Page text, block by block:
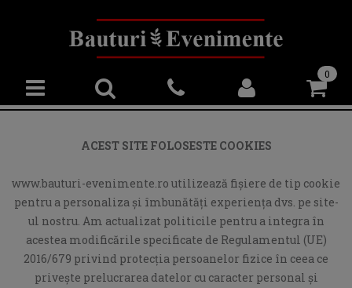
0
ACEST SITE FOLOSESTE COOKIES
www.bauturi-evenimente.ro utilizează fişiere de tip cookie
pentru a personaliza și îmbunătăți experiența dvs. pe site-
ul nostru. Am actualizat politicile pentru a integra în
acestea modificările specificate de Regulamentul (UE)
2016/679 privind protecția persoanelor fizice în ceea ce
privește prelucrarea datelor cu caracter personal și